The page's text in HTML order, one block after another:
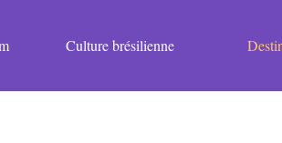
Culture brésilienne